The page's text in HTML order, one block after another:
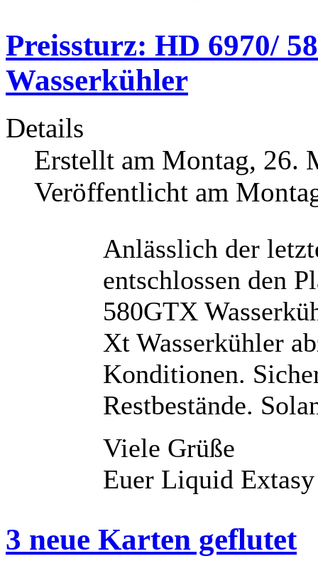
Preissturz: HD 6970/
Wasserkühler
Details
Erstellt am Montag, 26.
Veröffentlicht am
Anlässlich der
entschlossen den
580GTX
Xt Wasserkühler
Konditionen.
Restbestände.
Viele Grüße
Euer Liquid Extasy
3 neue Karten geflutet